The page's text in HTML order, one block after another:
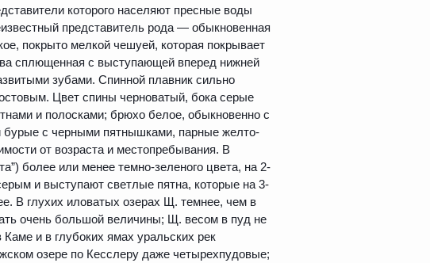
которого населяют пресные воды
представитель рода — обыкновенная
покрыто мелкой чешуей, которая покрывает
сплющенная с выступающей вперед нижней
зубами. Спинной плавник сильно
Цвет спины черноватый, бока серые
и полосками; брюхо белое, обыкновенно с
с черными пятнышками, парные желто-
от возраста и местопребывания. В
более или менее темно-зеленого цвета, на 2-
и выступают светлые пятна, которые на 3-
В глухих иловатых озерах Щ. темнее, чем в
очень большой величины; Щ. весом в пуд не
и в глубоких ямах уральских рек
озере по Кесслеру даже четырехпудовые;